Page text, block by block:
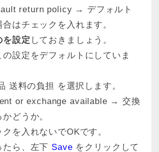
return policy → デフォルト
はチェックを入れます。
を設定 しておきましょう。
の設定をデフォルトにしていま
送料の負担 を選択します。
or exchange available → 交換
どうか。
を入れないでOKです。
たら、左下 Save をクリックして